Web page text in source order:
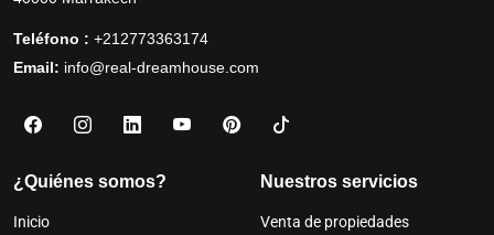
Teléfono : +212773363174
Email: info@real-dreamhouse.com
¿Quiénes somos?
Inicio
Nuestros servicios
Venta de propiedades